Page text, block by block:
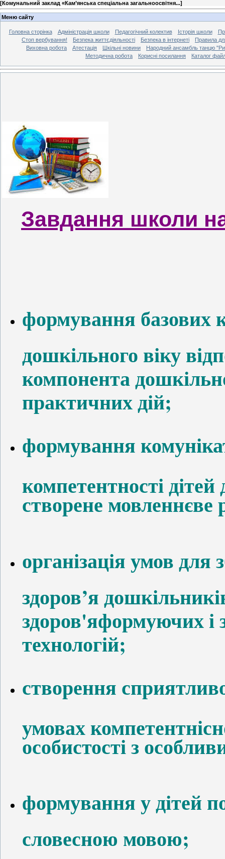
[Комунальний заклад «Кам’янська спеціальна загальноосвітня...]
Меню сайту
Головна сторінка Адміністрація школи Педагогічний колектив Історія школи
Стоп вербування!
Безпека життєдіяльності Безпека в інтернеті
Правила
Виховна робота
Атестація Шкільні новини
Народний ансамбль танцю
Методична робота
Корисні посилання Каталог
Завдання школи
формування базових
дошкільного віку
компонента
практичних дій;
формування
компетентності
створене мовленнєве
організація умов для
здоров’я
здоров'яформуючих і
технологій;
створення
умовах
особистостіз
формування у дітей